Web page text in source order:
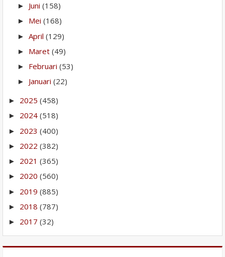
► Juni (158)
► Mei (168)
► April (129)
► Maret (49)
► Februari (53)
► Januari (22)
► 2025 (458)
► 2024 (518)
► 2023 (400)
► 2022 (382)
► 2021 (365)
► 2020 (560)
► 2019 (885)
► 2018 (787)
► 2017 (32)